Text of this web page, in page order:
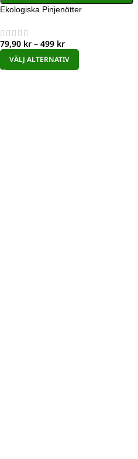
Ekologiska Pinjenötter
79,90 kr – 499 kr
VÄLJ ALTERNATIV